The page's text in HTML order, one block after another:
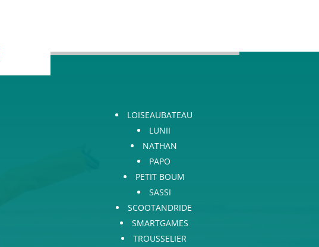
LOISEAUBATEAU
LUNII
NATHAN
PAPO
PETIT BOUM
SASSI
SCOOTANDRIDE
SMARTGAMES
TROUSSELIER